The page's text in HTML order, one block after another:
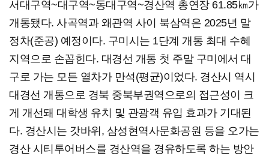
서대구역~대구역~동대구역~경산역 총연장 61.85㎞가
개통됐다. 사곡역과 왜관역 사이 북삼역은 2025년 말
정차(준공) 예정이다. 구미시는 1단계 개통 최대 수혜
지역으로 손꼽힌다. 대경선 개통 첫 주말 구미에서 대
구로 가는 모든 열차가 만석(평균)이었다. 경산시 역시
대경선 개통으로 경북 중북부권역으로의 접근성이 크
게 개선돼 대학생 유치 및 관광객 유입 효과가 기대된
다. 경산시는 갓바위, 삼성현역사문화공원 등을 오가는
경산 시티투어버스를 경산역을 경유하도록 하는 방안